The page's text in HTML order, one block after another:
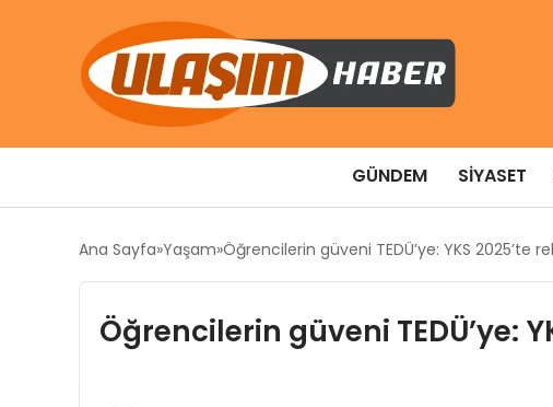
GÜNDEM SIYASET
Ana Sayfa Yaşam Öğrencilerin güveni TEDÜ’ye: YKS 2025’te
Öğrencilerin güveni TEDÜ’ye: